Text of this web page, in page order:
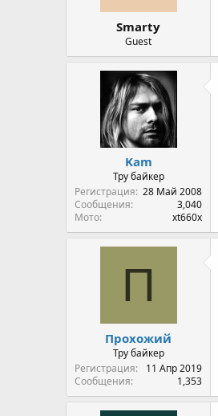
Smarty
Guest
Kam
Тру байкер
Регистрация 28 Май 2008
Сообщения
3,040
Мото
xt660x
П
Прохожий
Тру байкер
Регистрация
11 Апр 2019
Сообщения
1,353